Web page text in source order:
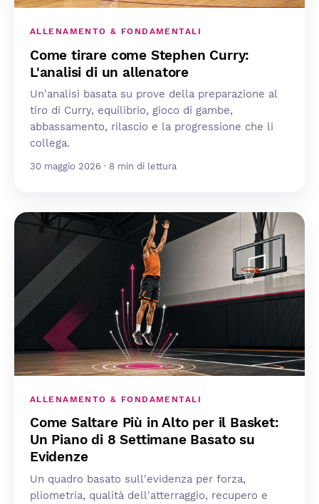
ALLENAMENTO & FONDAMENTALI
Come tirare come Stephen Curry:
L'analisi di un allenatore
Un'analisi basata su prove della preparazione al
tiro di Curry, equilibrio, gioco di gambe,
abbassamento, rilascio e la progressione che li
collega.
30 maggio 2026 · 8 min di lettura
ALLENAMENTO & FONDAMENTALI
Come Saltare Più in Alto per il Basket:
Un Piano di 8 Settimane Basato su
Evidenze
Un quadro basato sull'evidenza per forza,
pliometria, qualità dell'atterraggio, recupero e